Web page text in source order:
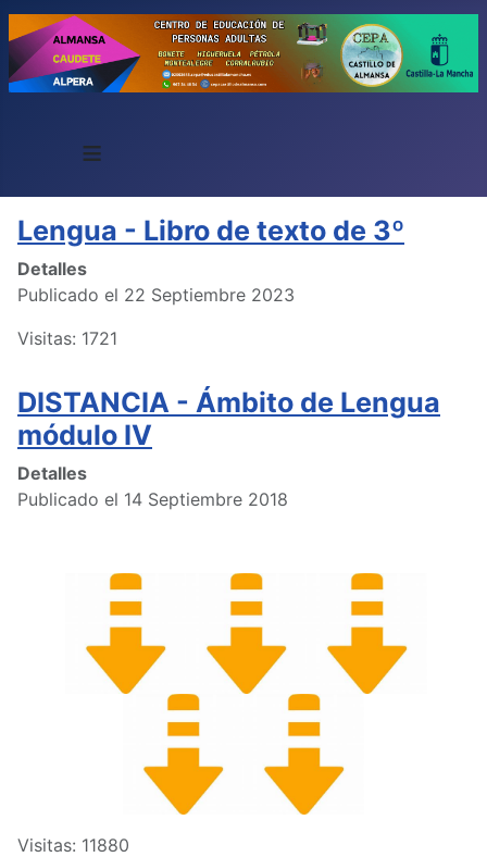
≡
Lengua - Libro de texto de 3º
Detalles
Publicado el 22 Septiembre 2023
Visitas: 1721
DISTANCIA - Ámbito de Lengua
módulo IV
Detalles
Publicado el 14 Septiembre 2018
Visitas: 11880